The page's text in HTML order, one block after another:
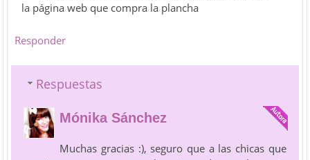
la página web que compra la plancha
Responder
Respuestas
Mónika Sánchez
Muchas gracias :), seguro que a las chicas que